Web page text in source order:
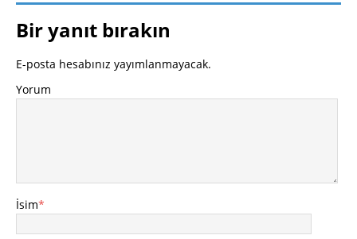
Bir yanıt bırakın
E-posta hesabınız yayımlanmayacak.
Yorum
İsim*